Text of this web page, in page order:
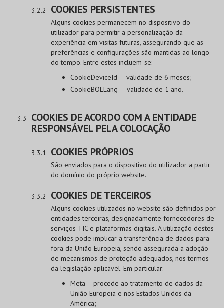
COOKIES PERSISTENTES
Alguns cookies permanecem no dispositivo do
utilizador para permitir a personalização da
experiência em visitas futuras, assegurando que as
preferências e configurações são mantidas ao longo
do tempo. Entre estes incluem-se:
CookieDeviceId — validade de 6 meses;
CookieBOLLang — validade de 1 ano.
COOKIES DE ACORDO COM A ENTIDADE
RESPONSÁVEL PELA COLOCAÇÃO
COOKIES PRÓPRIOS
São enviados para o dispositivo do utilizador a partir
do domínio do próprio website.
COOKIES DE TERCEIROS
Alguns cookies utilizados no website são definidos por
entidades terceiras, designadamente fornecedores de
serviços TIC e plataformas digitais. A utilização destes
cookies pode implicar a transferência de dados para
fora da União Europeia, sendo assegurada a adoção
de mecanismos de proteção adequados, nos termos
da legislação aplicável. Em particular:
Meta – procede ao tratamento de dados da
União Europeia e nos Estados Unidos da
América;